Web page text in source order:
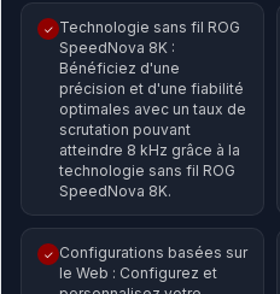
✓ Technologie sans fil ROG
SpeedNova 8K :
Bénéficiez d'une
précision et d'une fiabilité
optimales avec un taux de
scrutation pouvant
atteindre 8 kHz grâce à la
technologie sans fil ROG
SpeedNova 8K.
✓ Configurations basées sur
le Web : Configurez et